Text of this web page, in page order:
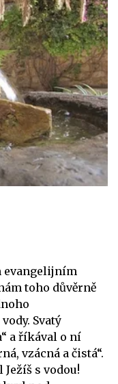
evangelijním
toho důvěrně
Svatý
a říkával o ní
vzácná a čistá“.
s vodou!